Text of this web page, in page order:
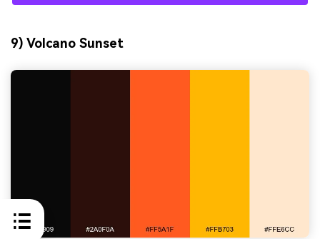
9) Volcano Sunset